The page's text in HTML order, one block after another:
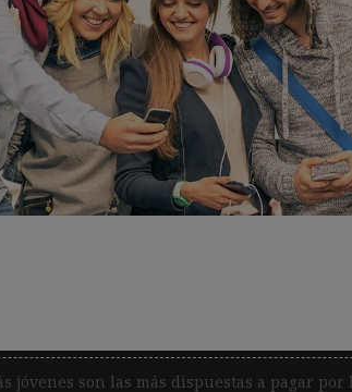
jóvenes son las más dispuestas a pagar por